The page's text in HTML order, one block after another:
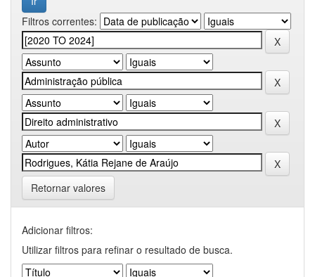
Filtros correntes:
Retornar valores
Adicionar filtros:
Utilizar filtros para refinar o resultado de busca.